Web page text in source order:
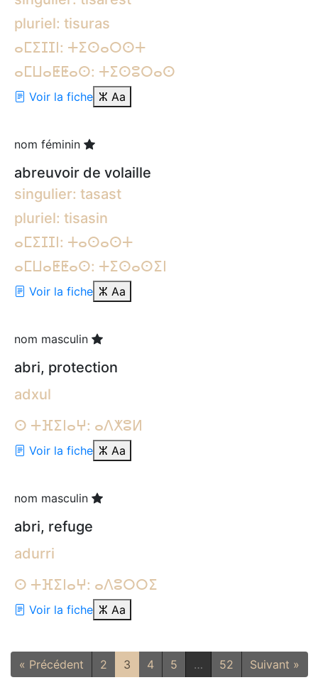
pluriel: tisuras
ⴰⵎⵉⵊⵊⵏ: ⵜⵉⵙⴰⵔⵙⵜ
ⴰⵎⵡⴰⵟⵟⴰⵙ: ⵜⵉⵙⵓⵔⴰⵙ
Voir la fiche ⵣ Aa
nom féminin
abreuvoir de volaille
singulier: tasast
pluriel: tisasin
ⴰⵎⵉⵊⵊⵏ: ⵜⴰⵙⴰⵙⵜ
ⴰⵎⵡⴰⵟⵟⴰⵙ: ⵜⵉⵙⴰⵙⵉⵏ
Voir la fiche ⵣ Aa
nom masculin
abri, protection
adxul
ⵙ ⵜⴼⵉⵏⴰⵖ: ⴰⴷⵅⵓⵍ
Voir la fiche ⵣ Aa
nom masculin
abri, refuge
adurri
ⵙ ⵜⴼⵉⵏⴰⵖ: ⴰⴷⵓⵔⵔⵉ
Voir la fiche ⵣ Aa
« Précédent 2 3 4 5 … 52 Suivant »